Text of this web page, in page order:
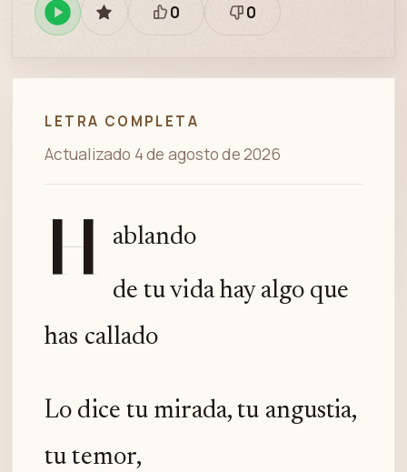
ReproducirGUARDAR
Está
0
Necesita
0
LETRA COMPLETA
Actualizado 4 de agosto de 2026
H ablando
de tu vida hay algo que
has callado
Lo dice tu mirada, tu angustia,
tu temor,